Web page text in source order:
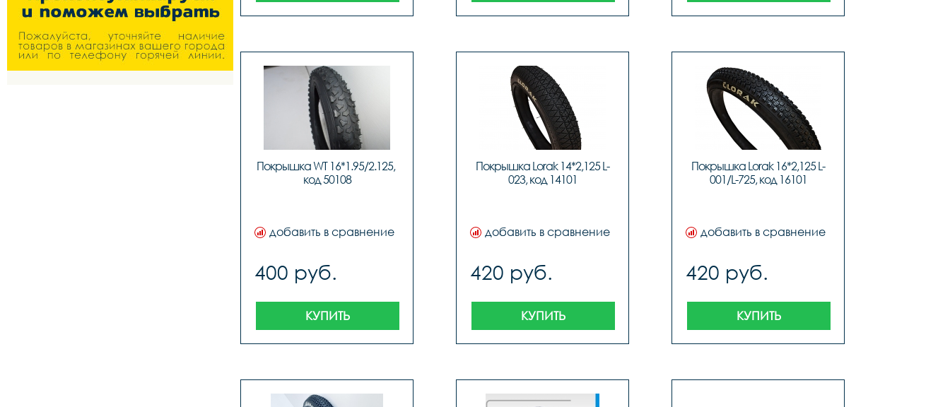
Покрышка WT 16*1.95/2.125,
код 50108
добавить в сравнение
400 руб.
КУПИТЬ
Покрышка Lorak 14*2,125 L-
023, код 14101
добавить в сравнение
420 руб.
КУПИТЬ
Покрышка Lorak 16*2,125 L-
001/L-725, код 16101
добавить в сравнение
420 руб.
КУПИТЬ